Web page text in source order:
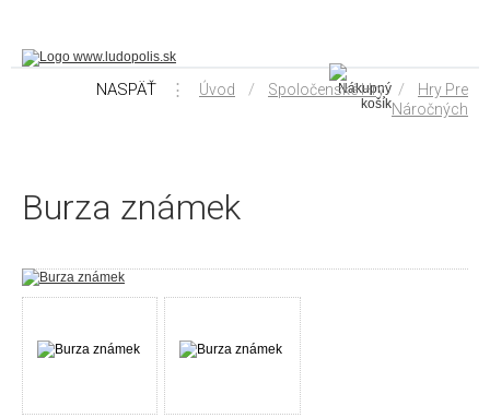
NASPÄŤ ⋮ Úvod / Spoločenské Hry /
Hry Pre
Náročných
Burza známek